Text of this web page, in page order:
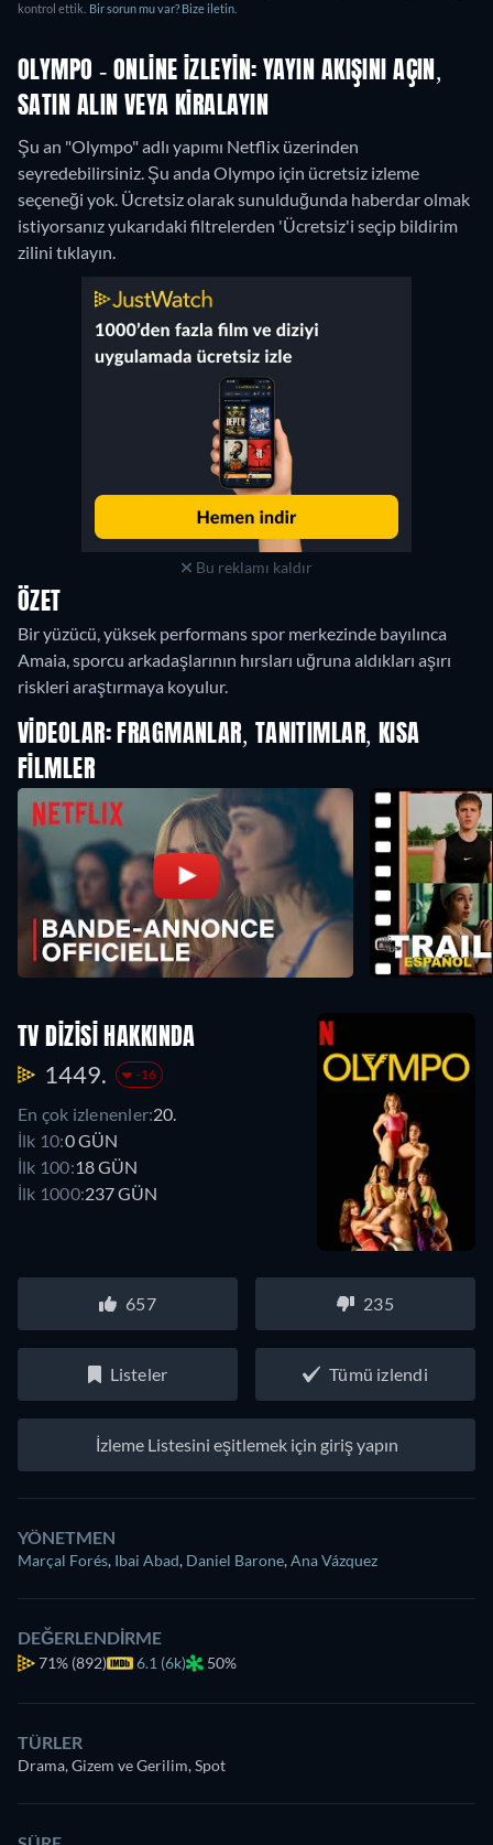
kontrol ettik. Bir sorun mu var? Bize iletin.
OLYMPO - ONLINE IZLEYIN: YAYIN AKIŞINI AÇIN,
SATIN ALIN VEYA KIRALAYIN
Şu an "Olympo" adlı yapımı Netflix üzerinden
seyredebilirsiniz. Şu anda Olympo için ücretsiz izleme
seçeneği yok. Ücretsiz olarak sunulduğunda haberdar olmak
istiyorsanız yukarıdaki filtrelerden 'Ücretsiz'i seçip bildirim
zilini tıklayın.
Bu reklamı kaldır
ÖZET
Bir yüzücü, yüksek performans spor merkezinde bayılınca
Amaia, sporcu arkadaşlarının hırsları uğruna aldıkları aşırı
riskleri araştırmaya koyulur.
VIDEOLAR: FRAGMANLAR, TANITIMLAR, KISA
FILMLER
TV DIZISI HAKKINDA
1449. -16
En çok izlenenler:20.
İlk 10:0 GÜN
İlk 100:18 GÜN
İlk 1000:237 GÜN
657 235
Listeler Tümü izlendi
İzleme Listesini eşitlemek için giriş yapın
YÖNETMEN
Marçal Forés, Ibai Abad, Daniel Barone,Ana Vázquez
DEĞERLENDIRME
71% (892) 6.1 (6k) 50%
TÜRLER
Drama, Gizem ve Gerilim, Spot